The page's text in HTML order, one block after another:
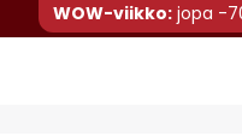
WOW-viikko: jopa -